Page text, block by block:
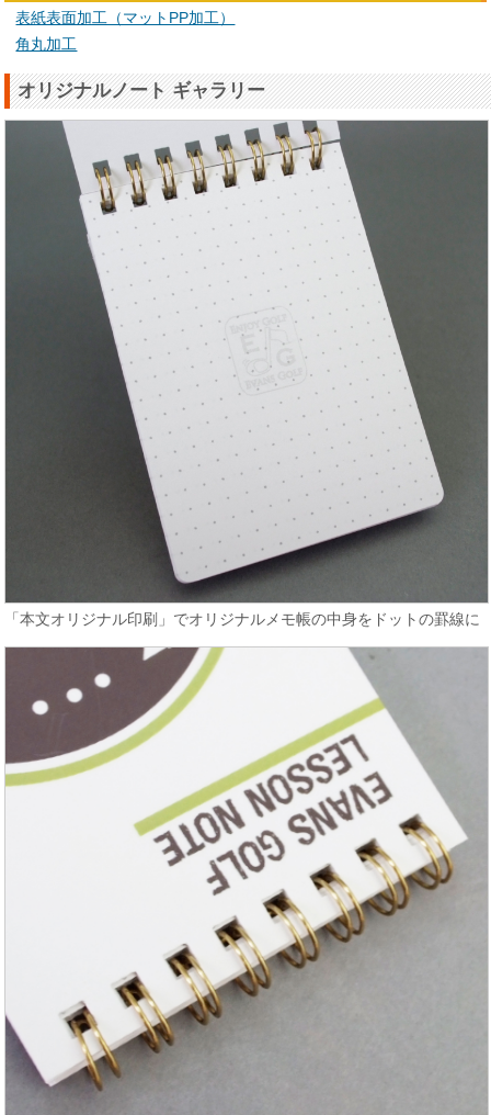
表紙表面加工（マットPP加工）
角丸加工
オリジナルノート ギャラリー
「本文オリジナル印刷」でオリジナルメモ帳の中身をドットの罫線に